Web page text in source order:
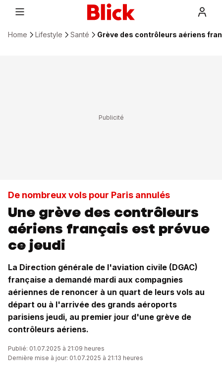
Home Lifestyle Santé Grève des contrôleurs aériens
De nombreux vols pour Paris annulés
Une grève des contrôleurs
aériens français est prévue
ce jeudi
La Direction générale de l'aviation civile (DGAC)
française a demandé mardi aux compagnies
aériennes de renoncer à un quart de leurs vols au
départ ou à l'arrivée des grands aéroports
parisiens jeudi, au premier jour d'une grève de
contrôleurs aériens.
Publié: 01.07.2025 à 21:09 heures
Dernière mise à jour: 01.07.2025 à 21:13 heures